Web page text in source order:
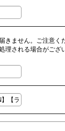
きません。ご注意く
理される場合がご